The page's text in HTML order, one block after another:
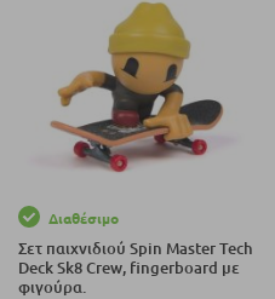
Διαθέσιμο
Σετ παιχνιδιού Spin Master Tech
Deck Sk8 Crew, fingerboard με
φιγούρα.